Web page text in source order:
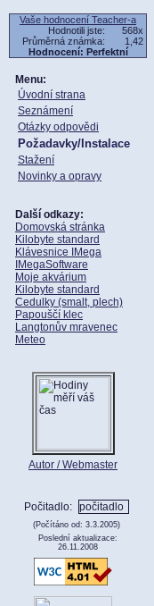
Vaše hodnocení Teacher-a
Hodnotili jste:
568x
Průměrná známka:
1,42
Hodnocení: Perfektní
Menu:
Úvodní strana
Seznámení
Otázky odpovědi
Požadavky/Instalace
Stažení
Novinky a opravy
Další odkazy:
Domovská stránka
Kilobyte standard
Klávesnice IMega
IMegaSoftware
Moje akvárium
Kilobyte standard
Cedulky (smalt, plech)
Papouščí klec
Langtonův mravenec
Meteo
Autor / Webmaster
Počitadlo:
(Počítáno od: 3.3.2005)
Poslední aktualizace:
26.11.2008